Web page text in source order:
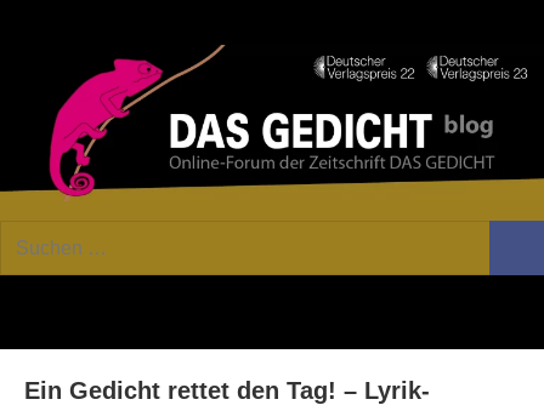
GEDICHT
Forum
von
Suchen
Ein Gedicht rettet den Tag! – Lyrik-